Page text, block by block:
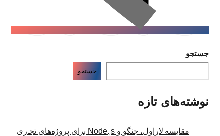
جستجو
جستجو
نوشته‌های تازه
مقایسه لاراول، جنگو و Node.js برای پروژه‌های تجاری